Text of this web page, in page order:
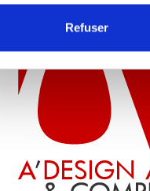
Refuser